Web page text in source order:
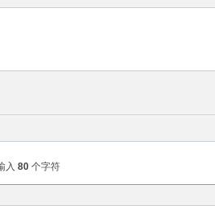
入 80 个字符